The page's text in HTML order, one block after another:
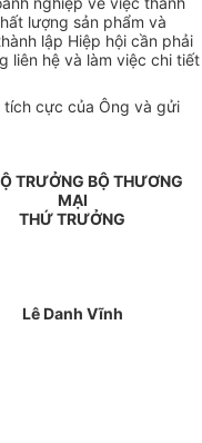
lượng sản phẩm và
lập Hiệp hội cần phải
liên hệ và làm việc chi tiết
cực của Ông và gửi
TRƯỞNG BỘ THƯƠNG
MẠI
THỨ TRƯỞNG
Lê Danh Vĩnh